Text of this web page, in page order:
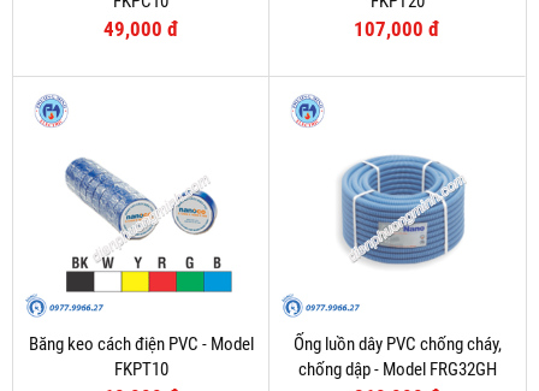
49,000 đ 107,000 đ
Băng keo cách điện PVC - Model
FKPT10
Ống luồn dây PVC chống cháy,
chống dập - Model FRG32GH